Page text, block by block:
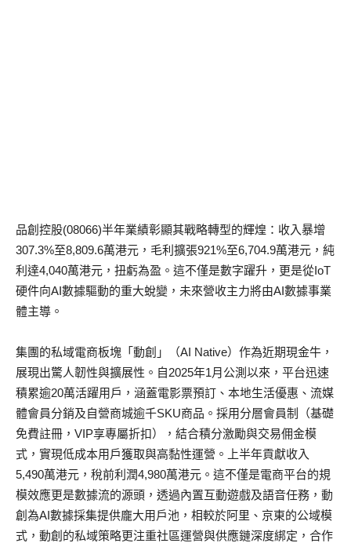
品創控股(08066)半年業績彰顯其戰略轉型的輝煌：收入暴增
307.3%至8,809.6萬港元，毛利擴張921%至6,704.9萬港元，純
利達4,040萬港元，扭虧為盈。這不僅是數字躍升，更是從IoT
硬件向AI數據驅動的重大蛻變，未來營收主力將由AI數據事業
體主導。
集團的私域電商板塊「動創」（AI Native）作為近期現金牛，
展現出驚人韌性與擴展性。自2025年1月公測以來，平台迅速
積累逾20萬活躍用戶，涵蓋電影票預訂、本地生活優惠、流媒
體會員分銷及自營商城逾千SKU商品。採用分層會員制（基礎
免費註冊，VIP享專屬折扣），結合積分激勵與交易佣金模
式，實現低成本用戶獲取與高黏性運營。上半年貢獻收入
5,490萬港元，稅前利潤4,980萬港元。這不僅是電商平台的規
模效應更是數據流的源頭，透過內置互動遊戲及語音任務，動
創為AI數據採集提供龐大用戶池，相較於阿里、京東的公域模
式，動創的私域策略更注重社區運營與供應鏈深度綁定，合作